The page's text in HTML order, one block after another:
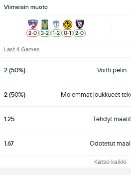
Viimeisin muoto
2-0 3-2 1-2 0-1 2-0
Last 4 Games
2 (50%) Voitti pelin
2 (50%) Molemmat joukkueet
1.25 Tehdyt maalit
1.67 Odotetut
Katso kaikki